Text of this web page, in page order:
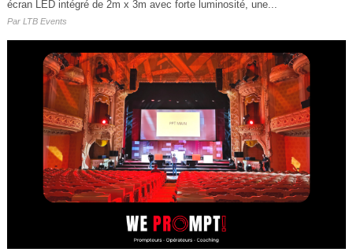
écran LED intégré de 2m x 3m avec forte luminosité, une...
Par LTB Events